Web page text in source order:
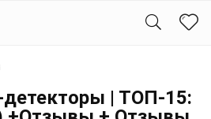
| ТОП-15: